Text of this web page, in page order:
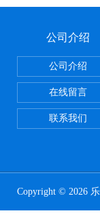
公司介绍
公司介绍
在线留言
联系我们
Copyright © 2026